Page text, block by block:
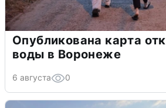
Опубликована карта
воды в Воронеже
6 августа 0